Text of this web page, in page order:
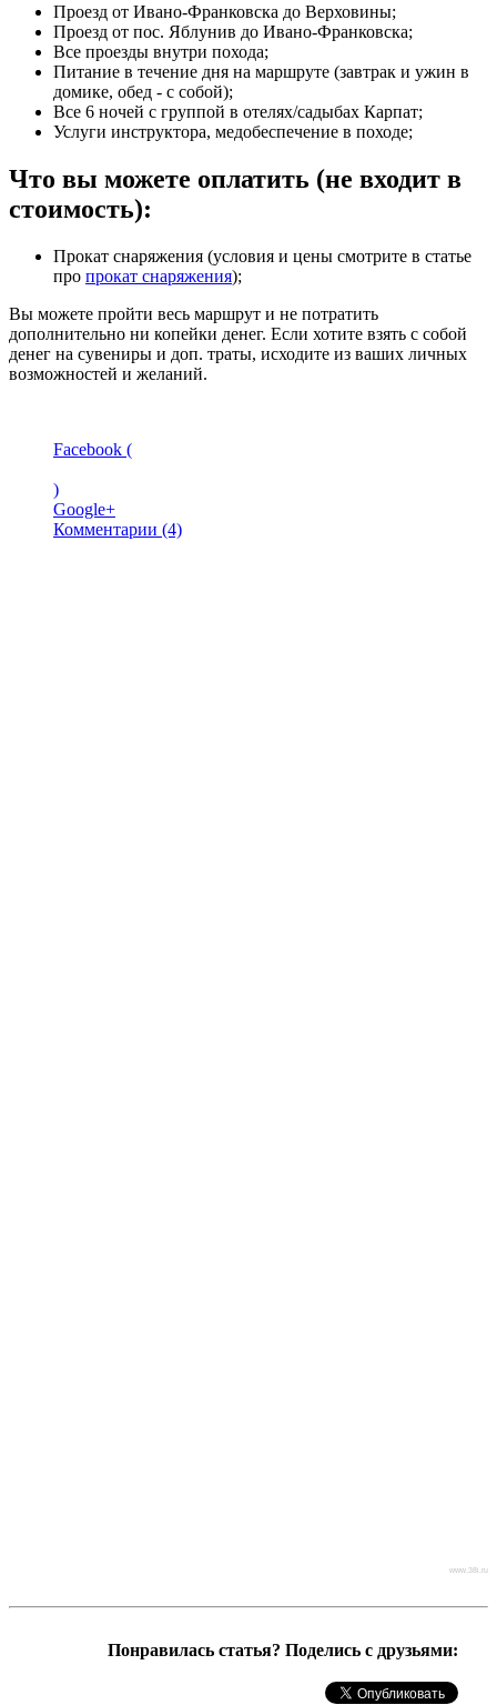
Проезд от Ивано-Франковска до Верховины;
Проезд от пос. Яблунив до Ивано-Франковска;
Все проезды внутри похода;
Питание в течение дня на маршруте (завтрак и ужин в
домике, обед - с собой);
Все 6 ночей с группой в отелях/садыбах Карпат;
Услуги инструктора, медобеспечение в походе;
Что вы можете оплатить (не входит в
стоимость):
Прокат снаряжения (условия и цены смотрите в статье
про прокат снаряжения);
Вы можете пройти весь маршрут и не потратить
дополнительно ни копейки денег. Если хотите взять с собой
денег на сувениры и доп. траты, исходите из ваших личных
возможностей и желаний.
Facebook (
)
Google+
Комментарии (4)
www.38i.ru
Понравилась статья? Поделись с друзьями: